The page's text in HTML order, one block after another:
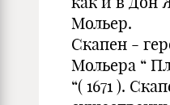
Мольер.
Скапен -
Мольера “
“( 1671 ).